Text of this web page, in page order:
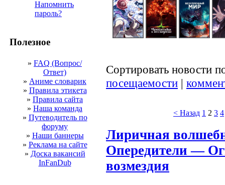
Напомнить
пароль?
Полезное
» FAQ (Вопрос/
Ответ)
» Аниме словарик
» Правила этикета
» Правила сайта
» Наша команда
» Путеводитель по
форуму
» Наши баннеры
» Реклама на сайте
» Доска вакансий
InFanDub
Сортировать новости
посещаемости |
< Назад 1 2 3 4
Лиричная
Опередители —
возмездия